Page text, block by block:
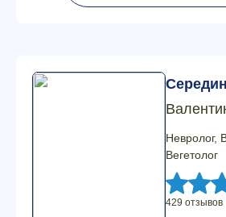
Невролог,
Вегетолог
429 отзывов